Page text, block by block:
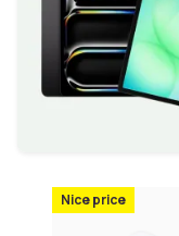
Nice price